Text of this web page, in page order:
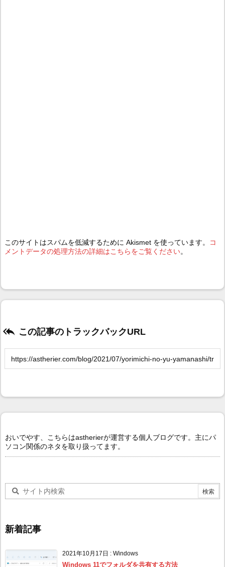
このサイトはスパムを低減するために Akismet を使っています。
コ
メントデータの処理方法の詳細はこちらをご覧ください。
 この記事のトラックバックURL
おいでやす、こちらはastherierが運営する個人ブログです。主にパ
ソコン関係のネタを取り扱ってます。
新着記事
2021年10月17日 : Windows
Windows 11でフォルダを共有する方法